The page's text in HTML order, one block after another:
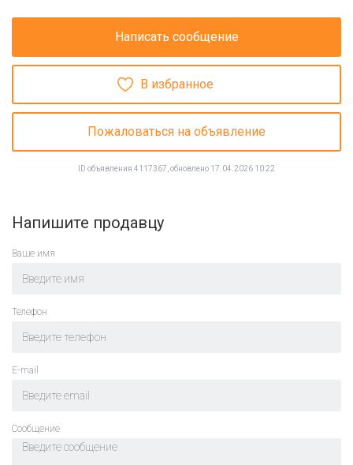
Написать сообщение
В избранное
Пожаловаться на объявление
ID объявления 4117367, обновлено 17.04.2026 10:22
Напишите продавцу
Ваше имя
Телефон
E-mail
Cообщение